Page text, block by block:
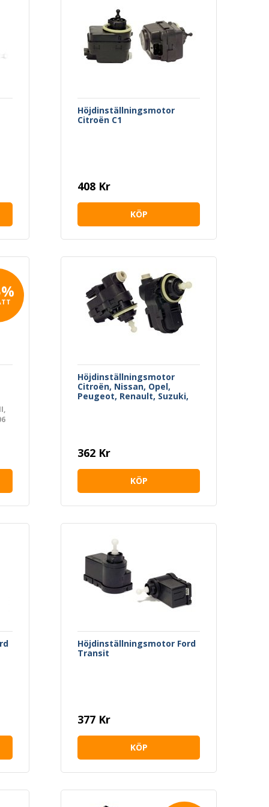
Höjdinställningsmotor
Citroën C1
408 Kr
KÖP
Höjdinställningsmotor
Citroën, Nissan, Opel,
Peugeot, Renault, Suzuki,
362 Kr
KÖP
Höjdinställningsmotor Ford
Transit
377 Kr
KÖP